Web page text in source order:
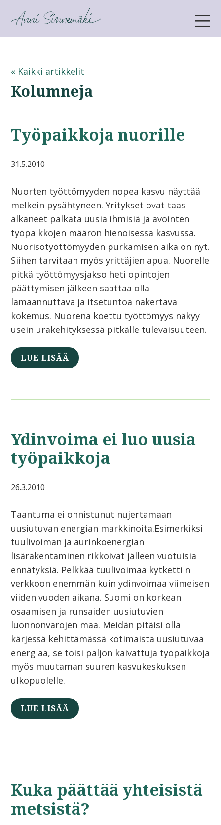
ANNI SINNEMÄKI
« Kaikki artikkelit
Kolumneja
Työpaikkoja nuorille
31.5.2010
Nuorten työttömyyden nopea kasvu näyttää
melkein pysähtyneen. Yritykset ovat taas
alkaneet palkata uusia ihmisiä ja avointen
työpaikkojen määron hienoisessa kasvussa.
Nuorisotyöttömyyden purkamisen aika on nyt.
Siihen tarvitaan myös yrittäjien apua. Nuorelle
pitkä työttömyysjakso heti opintojen
päättymisen jälkeen saattaa olla
lamaannuttava ja itsetuntoa nakertava
kokemus. Nuorena koettu työttömyys näkyy
usein urakehityksessä pitkälle tulevaisuuteen.
LUE LISÄÄ
Ydinvoima ei luo uusia
työpaikkoja
26.3.2010
Taantuma ei onnistunut nujertamaan
uusiutuvan energian markkinoita.Esimerkiksi
tuulivoiman ja aurinkoenergian
lisärakentaminen rikkoivat jälleen vuotuisia
ennätyksiä. Pelkkää tuulivoimaa kytkettiin
verkkoon enemmän kuin ydinvoimaa viimeisen
viiden vuoden aikana. Suomi on korkean
osaamisen ja runsaiden uusiutuvien
luonnonvarojen maa. Meidän pitäisi olla
kärjessä kehittämässä kotimaista uusiutuvaa
energiaa, se toisi paljon kaivattuja työpaikkoja
myös muutaman suuren kasvukeskuksen
ulkopuolelle.
LUE LISÄÄ
Kuka päättää yhteisistä
metsistä?